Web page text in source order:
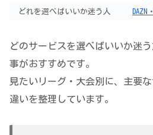
どれを選べばいいか迷う人 DAZN
どのサービスを選べばいいか迷
事がおすすめです。
見たいリーグ・大会別に、主要
違いを整理しています。